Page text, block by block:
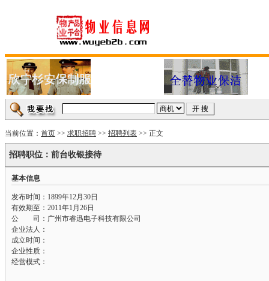
当前位置： 首页 >> 求职招聘 >> 招聘列表 >> 正文
招聘职位：前台收银接待
基本信息
发布时间：1899年12月30日
有效期至：2011年1月26日
公 司：广州市睿迅电子科技有限公司
企业法人：
成立时间：
企业性质：
经营模式：